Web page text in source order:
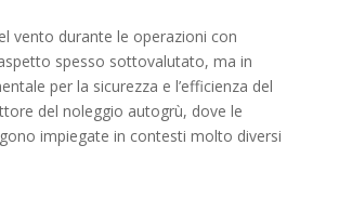
vento durante le operazioni con
spesso sottovalutato, ma in
per la sicurezza e l’efficienza del
del noleggio autogrù, dove le
impiegate in contesti molto diversi